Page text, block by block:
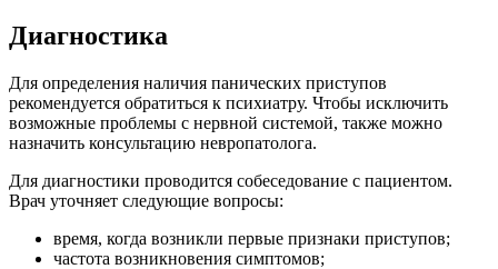
Диагностика
Для определения наличия панических приступов
рекомендуется обратиться к психиатру. Чтобы исключить
возможные проблемы с нервной системой, также можно
назначить консультацию невропатолога.
Для диагностики проводится собеседование с пациентом.
Врач уточняет следующие вопросы:
время, когда возникли первые признаки приступов;
частота возникновения симптомов;